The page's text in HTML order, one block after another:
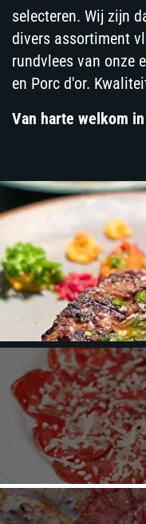
selecteren. Wij zijn
divers assortiment
rundvlees van onze
en Porc d'or.
Van harte welkom